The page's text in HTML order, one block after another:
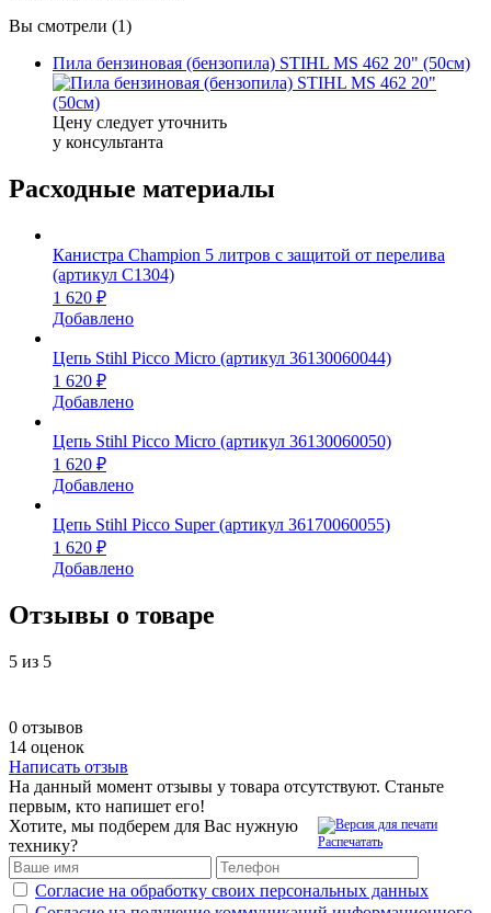
Вы смотрели (1)
Пила бензиновая (бензопила) STIHL MS 462 20" (50см)
Цену следует уточнить
у консультанта
Расходные материалы
Канистра Champion 5 литров с защитой от перелива
(артикул C1304)
1 620 ₽
Добавлено
Цепь Stihl Picco Micro (артикул 36130060044)
1 620 ₽
Добавлено
Цепь Stihl Picco Micro (артикул 36130060050)
1 620 ₽
Добавлено
Цепь Stihl Picco Super (артикул 36170060055)
1 620 ₽
Добавлено
Отзывы о товаре
5 из 5
0 отзывов
14 оценок
Написать отзыв
На данный момент отзывы у товара отсутствуют. Станьте
первым, кто напишет его!
Распечатать
Хотите, мы подберем для Вас нужную
технику?
Согласие на обработку своих персональных данных